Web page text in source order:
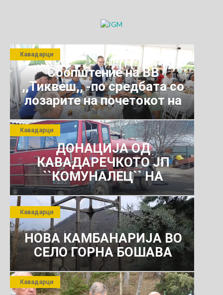
Соопштение на ВВ
,,Тиквеш,, -по средбата со
лозарите на почетокот на
јули 2026 г.
Кавадарци
ДОНАЦИЈА ОД
КАВАДАРЕЧКОТО ЈП
``КОМУНАЛЕЦ`` НА
РОСОМАНСКОТО ЈАВНО
ПРЕТПРИЈАТИЕ ЗА
КОМУНАЛНО УСЛУГИ
Кавадарци
НОВА КАМБАНАРИЈА ВО
СЕЛО ГОРНА БОШАВА
Кавадарци
Кавадарци